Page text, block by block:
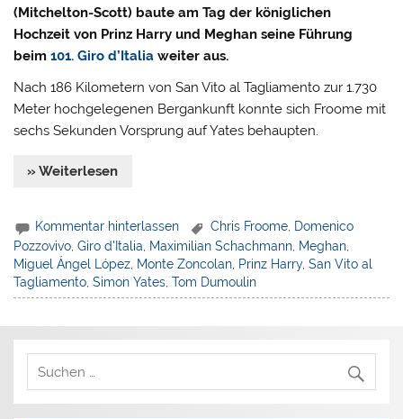
(Mitchelton-Scott) baute am Tag der königlichen
Hochzeit von Prinz Harry und Meghan seine Führung
beim101. Giro d’Italia weiter aus.
Nach 186 Kilometern von San Vito al Tagliamento zur 1.730
Meter hochgelegenen Bergankunft konnte sich Froome mit
sechs Sekunden Vorsprung auf Yates behaupten.
» Weiterlesen
Kommentar hinterlassen Chris Froome Domenico
Pozzovivo ,Giro d'Italia Maximilian Schachmann Meghan
Miguel Ángel López Monte Zoncolan Prinz Harry,San Vito al
Tagliamento ,Simon Yates ,Tom Dumoulin